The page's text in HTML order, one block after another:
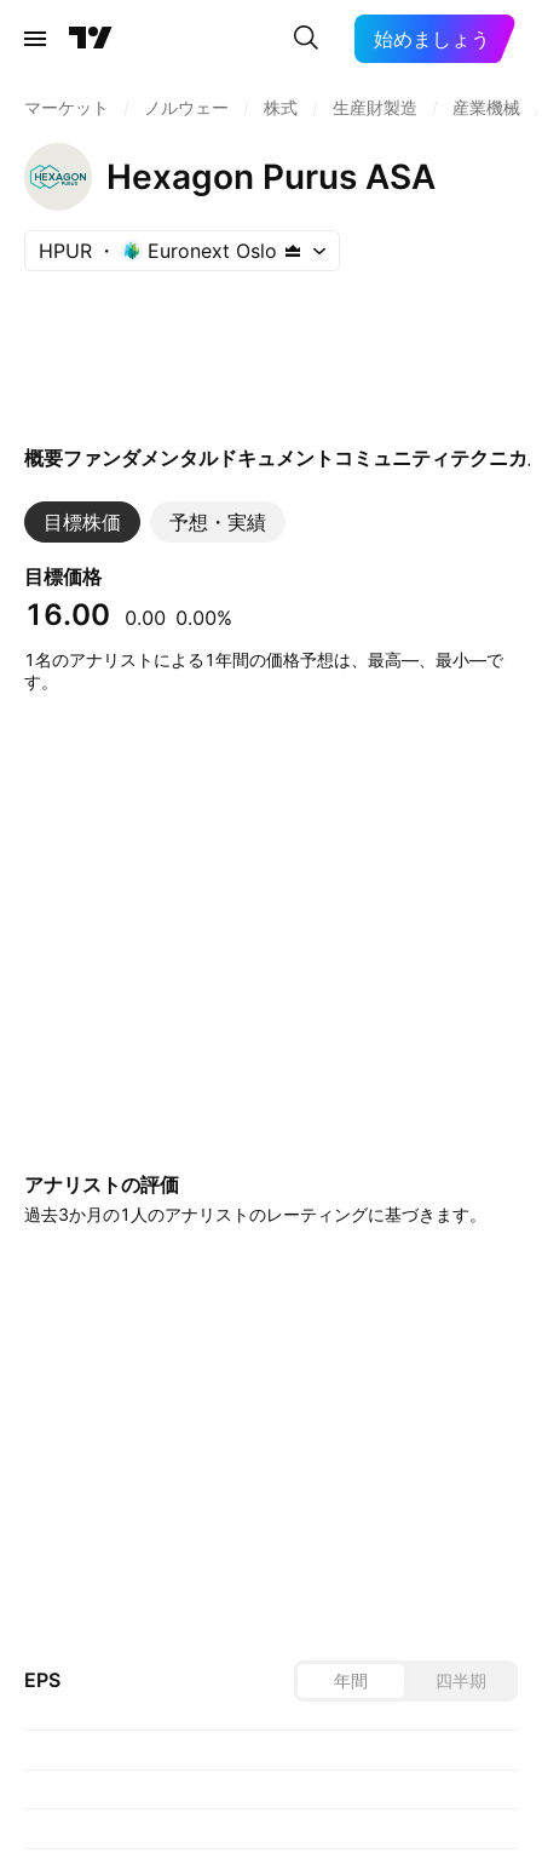
始めましょう
マーケット ノルウェー 株式 生産財製造 産業機械
Hexagon Purus ASA
HPUR Euronext Oslo
概要ファンダメンタルドキュメント コミュニティテクニカ
目標株価 予想・実績
目標価格
16.00 0.00 0.00%
1名のアナリストによる1年間の価格予想は、最高—、最小—で
す。
アナリストの評価
過去3か月の1人のアナリストのレーティングに基づきます。
EPS 年間 四半期